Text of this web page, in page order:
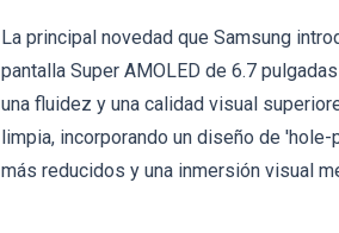
La principal novedad que Samsung
pantalla Super AMOLED de 6.7
una fluidez y una calidad visual
limpia, incorporando un diseño de
más reducidos y una inmersión visual